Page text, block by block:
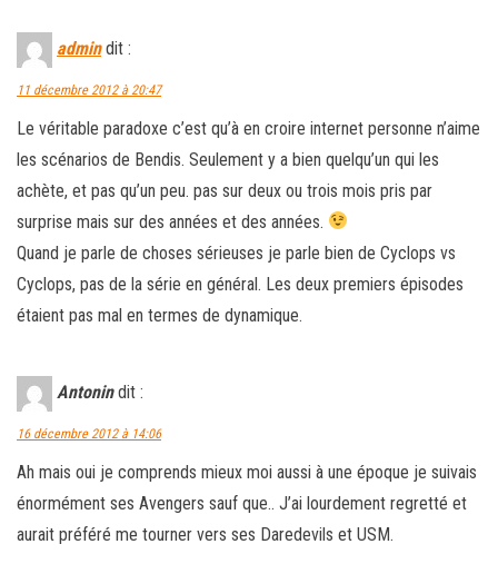
admin dit :
11 décembre 2012 à 20:47
Le véritable paradoxe c’est qu’à en croire internet personne n’aime
les scénarios de Bendis. Seulement y a bien quelqu’un qui les
achète, et pas qu’un peu. pas sur deux ou trois mois pris par
surprise mais sur des années et des années.
Quand je parle de choses sérieuses je parle bien de Cyclops vs
Cyclops, pas de la série en général. Les deux premiers épisodes
étaient pas mal en termes de dynamique.
Antonin dit :
16 décembre 2012 à 14:06
Ah mais oui je comprends mieux moi aussi à une époque je suivais
énormément ses Avengers sauf que.. J’ai lourdement regretté et
aurait préféré me tourner vers ses Daredevils et USM.